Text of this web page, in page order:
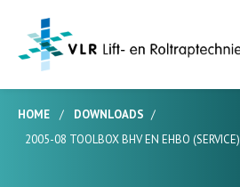
HOME / DOWNLOADS /
2005-08 TOOLBOX BHV EN EHBO (SERVICE)